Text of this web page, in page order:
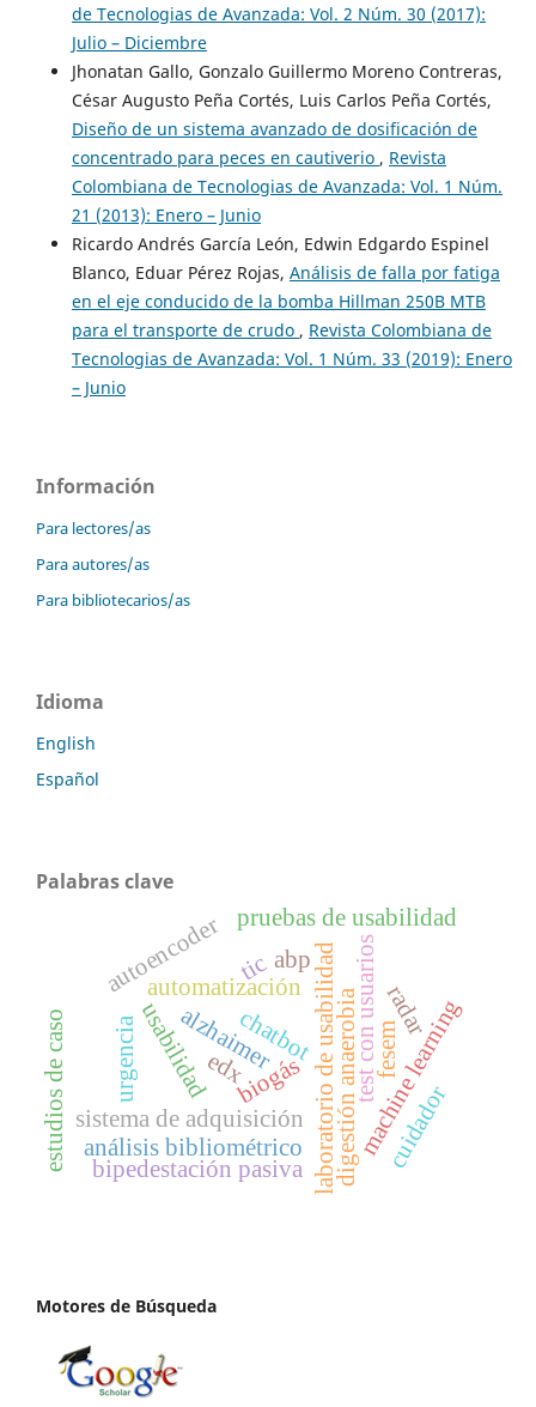
de Tecnologias de Avanzada: Vol. 2 Núm. 30 (2017):
Julio – Diciembre
Jhonatan Gallo, Gonzalo Guillermo Moreno Contreras,
César Augusto Peña Cortés, Luis Carlos Peña Cortés,
Diseño de un sistema avanzado de dosificación de
concentrado para peces en cautiverio , Revista
Colombiana de Tecnologias de Avanzada: Vol. 1 Núm.
21 (2013): Enero – Junio
Ricardo Andrés García León, Edwin Edgardo Espinel
Blanco, Eduar Pérez Rojas, Análisis de falla por fatiga
en el eje conducido de la bomba Hillman 250B MTB
para el transporte de crudo , Revista Colombiana de
Tecnologias de Avanzada: Vol. 1 Núm. 33 (2019): Enero
– Junio
Información
Para lectores/as
Para autores/as
Para bibliotecarios/as
Idioma
English
Español
Palabras clave
laboratorio de usabilidad
pruebas de usabilidad
test con usuarios
usabilidad
sistema de adquisición digestión anaerobia
automatización
biogás
autoencoder
machine learning
abp
estudios de caso fesem
edx
chatbot
alzhaimer
cuidador
urgencia
tic
bipedestación pasiva
análisis bibliométrico
radar
Motores de Búsqueda